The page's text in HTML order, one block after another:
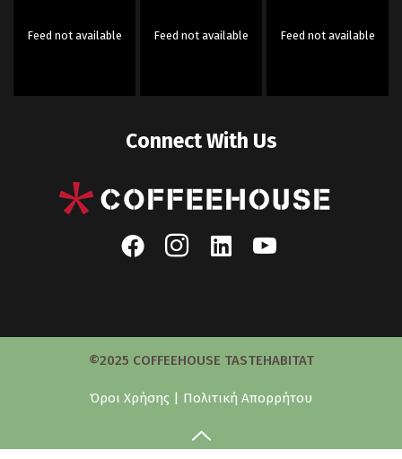
Feed not available Feed not available Feed not available
Connect With Us
©2025 COFFEEHOUSE TASTEHABITAT
Όροι Χρήσης Πολιτική Απορρήτου